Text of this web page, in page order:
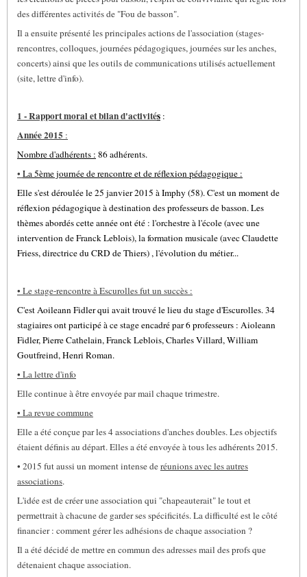
des différentes activités de "Fou de basson".
Il a ensuite présenté les principales actions de l'association (stages-
rencontres, colloques, journées pédagogiques, journées sur les anches,
concerts) ainsi que les outils de communications utilisés actuellement
(site, lettre d'info).
1 - Rapport moral et bilan d'activités :
Année 2015 :
Nombre d'adhérents : 86 adhérents.
• La 5ème journée de rencontre et de réflexion pédagogique :
Elle s'est déroulée le 25 janvier 2015 à Imphy (58). C'est un moment de
réflexion pédagogique à destination des professeurs de basson. Les
thèmes abordés cette année ont été : l'orchestre à l'école (avec une
intervention de Franck Leblois), la formation musicale (avec Claudette
Friess, directrice du CRD de Thiers) , l'évolution du métier...
• Le stage-rencontre à Escurolles fut un succès :
C'est Aoileann Fidler qui avait trouvé le lieu du stage d'Escurolles. 34
stagiaires ont participé à ce stage encadré par 6 professeurs : Aioleann
Fidler, Pierre Cathelain, Franck Leblois, Charles Villard, William
Goutfreind, Henri Roman.
• La lettre d'info
Elle continue à être envoyée par mail chaque trimestre.
• La revue commune
Elle a été conçue par les 4 associations d'anches doubles. Les objectifs
étaient définis au départ. Elles a été envoyée à tous les adhérents 2015.
• 2015 fut aussi un moment intense deréunions avec les autres
associations.
L'idée est de créer une association qui "chapeauterait" le tout et
permettrait à chacune de garder ses spécificités. La difficulté est le côté
financier : comment gérer les adhésions de chaque association ?
Il a été décidé de mettre en commun des adresses mail des profs que
détenaient chaque association.